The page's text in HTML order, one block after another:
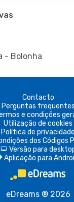
- Bolonha
Contacto
Perguntas frequentes
e condições
Utilização de cookies
Política de privacidade
dos Códigos
d Versão para
Aplicação para
eDreams ® 2026